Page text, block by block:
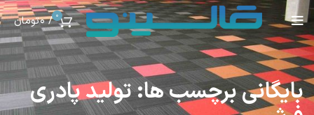
0
/
0تومان
بایگانی برچسب ها: تولید پادری